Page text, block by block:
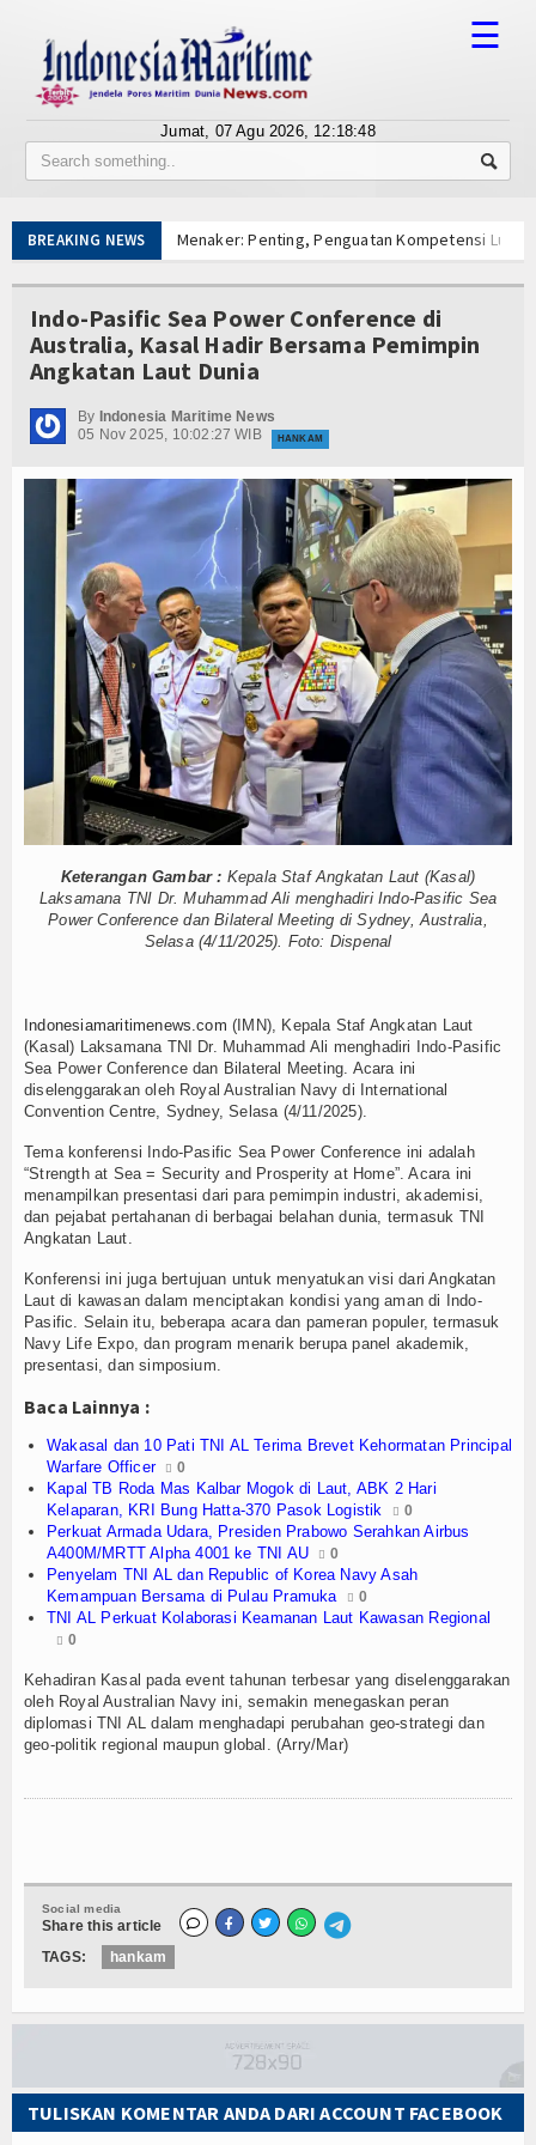
Tentang Kami
Berita
BUMN
Editorial
Ekspose
Hankam
Hukum
Internasional
Kelautan dan Perikanan
Kesehatan
Khazanah
Logistik
Maritim
News
Olahraga
Religi
Opini
Pelabuhan
Politik
Sorot
Tauziah
Tokoh
Wisata
Channel
☰
Jumat, 07 Agu 2026, 12:18:48
BREAKING NEWS
Menaker: Penting, Penguatan Kompetensi
Dorong Transparansi dan Kelancaran Logistik,
Tarif Tuna Cakalang 0% ke Jepang, KKP Jaga
Aksi Kolaborasi Lindungi Mangrove dan
Diklat Rampung, KKP Pastikan Ribuan SDM Siap
PWI dan AFPI Perkuat Literasi Pindar, Pers
Kapal Terbakar di Belawan, Patkamla Rubiah
Tingkatkan Perlindungan Pekerja, Menaker:
Dorong Transparansi dan Kelancaran Logistik,
Tarif Tuna Cakalang 0% ke Jepang, KKP Jaga
Aksi Kolaborasi Lindungi Mangrove dan
Diklat Rampung, KKP Pastikan Ribuan SDM Siap
PWI dan AFPI Perkuat Literasi Pindar, Pers
Menaker: Penting, Penguatan Kompetensi
Kapal Terbakar di Belawan, Patkamla Rubiah
Tingkatkan Perlindungan Pekerja, Menaker:
Dorong Transparansi dan Kelancaran Logistik,
Tarif Tuna Cakalang 0% ke Jepang, KKP Jaga
Aksi Kolaborasi Lindungi Mangrove dan
Diklat Rampung, KKP Pastikan Ribuan SDM Siap
PWI dan AFPI Perkuat Literasi Pindar, Pers
Indo-Pasific Sea Power Conference di
Australia, Kasal Hadir Bersama Pemimpin
Angkatan Laut Dunia
By Indonesia Maritime News
05 Nov 2025, 10:02:27 WIB
HANKAM
Keterangan Gambar : Kepala Staf Angkatan Laut (Kasal)
Laksamana TNI Dr. Muhammad Ali menghadiri Indo-Pasific Sea
Power Conference dan Bilateral Meeting di Sydney, Australia,
Selasa (4/11/2025). Foto: Dispenal
Indonesiamaritimenews.com (IMN), Kepala Staf Angkatan Laut
(Kasal) Laksamana TNI Dr. Muhammad Ali menghadiri Indo-Pasific
Sea Power Conference dan Bilateral Meeting. Acara ini
diselenggarakan oleh Royal Australian Navy di International
Convention Centre, Sydney, Selasa (4/11/2025).
Tema konferensi Indo-Pasific Sea Power Conference ini adalah
“Strength at Sea = Security and Prosperity at Home”. Acara ini
menampilkan presentasi dari para pemimpin industri, akademisi,
dan pejabat pertahanan di berbagai belahan dunia, termasuk TNI
Angkatan Laut.
Konferensi ini juga bertujuan untuk menyatukan visi dari Angkatan
Laut di kawasan dalam menciptakan kondisi yang aman di Indo-
Pasific. Selain itu, beberapa acara dan pameran populer, termasuk
Navy Life Expo, dan program menarik berupa panel akademik,
presentasi, dan simposium.
Baca Lainnya :
Wakasal dan 10 Pati TNI AL Terima Brevet Kehormatan Principal
Warfare Officer
0
Kapal TB Roda Mas Kalbar Mogok di Laut, ABK 2 Hari
Kelaparan, KRI Bung Hatta-370 Pasok Logistik
0
Perkuat Armada Udara, Presiden Prabowo Serahkan Airbus
A400M/MRTT Alpha 4001 ke TNI AU
0
Penyelam TNI AL dan Republic of Korea Navy Asah
Kemampuan Bersama di Pulau Pramuka
0
TNI AL Perkuat Kolaborasi Keamanan Laut Kawasan Regional
0
Kehadiran Kasal pada event tahunan terbesar yang diselenggarakan
oleh Royal Australian Navy ini, semakin menegaskan peran
diplomasi TNI AL dalam menghadapi perubahan geo-strategi dan
geo-politik regional maupun global. (Arry/Mar)
Social media
Share this article
TAGS:
hankam
TULISKAN KOMENTAR ANDA DARI ACCOUNT FACEBOOK